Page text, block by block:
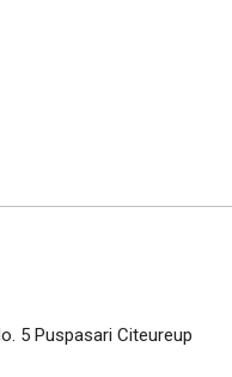
5 Puspasari Citeureup